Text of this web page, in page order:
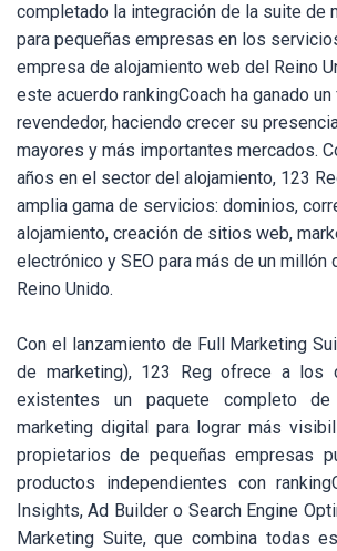
completado la integración de la suite de
para pequeñas empresas en los
empresa de alojamiento web del Reino
este acuerdo rankingCoach ha ganado
revendedor, haciendo crecer su
mayores y más importantes mercados.
años en el sector del alojamiento, 123
amplia gama de servicios: dominios,
alojamiento, creación de sitios web,
electrónico y SEO para más de un millón
Reino Unido.
Con el lanzamiento de Full Marketing
de marketing), 123 Reg ofrece a los
existentes un paquete completo de
marketing digital para lograr más
propietarios de pequeñas empresas
productos independientes con
Insights, Ad Builder o Search Engine
Marketing Suite, que combina todas